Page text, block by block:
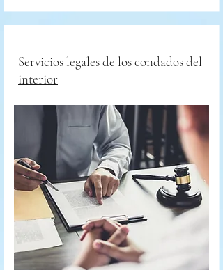
Servicios legales de los condados del
interior